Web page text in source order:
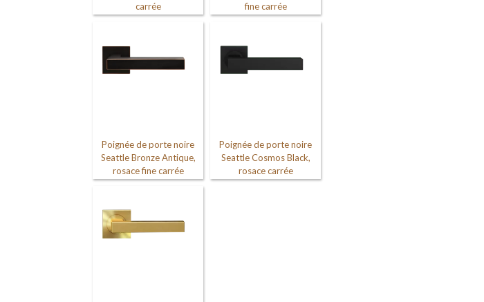
carrée
fine carrée
Poignée de porte noire
Seattle Bronze Antique,
rosace fine carrée
Poignée de porte noire
Seattle Cosmos Black,
rosace carrée